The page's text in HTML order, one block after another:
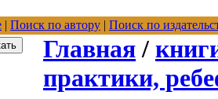
| Поиск по автору | Поиск по
Главная /
практики,